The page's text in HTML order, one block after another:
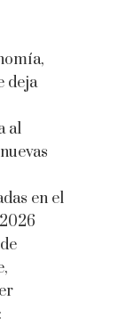
deja
al
en el